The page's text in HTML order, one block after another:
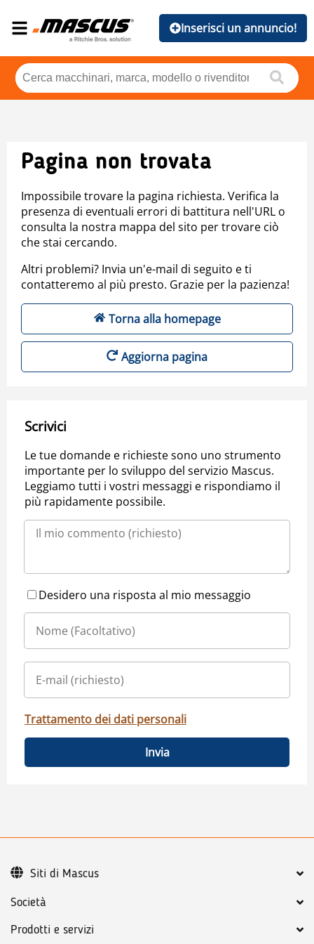
Inserisci un annuncio!
Pagina non trovata
Impossibile trovare la pagina richiesta. Verifica la
presenza di eventuali errori di battitura nell'URL o
consulta la nostra mappa del sito per trovare ciò
che stai cercando.
Altri problemi? Invia un'e-mail di seguito e ti
contatteremo al più presto. Grazie per la pazienza!
Torna alla homepage
Aggiorna pagina
Scrivici
Le tue domande e richieste sono uno strumento
importante per lo sviluppo del servizio Mascus.
Leggiamo tutti i vostri messaggi e rispondiamo il
più rapidamente possibile.
Desidero una risposta al mio messaggio
Trattamento dei dati personali
Invia
Società
Prodotti e servizi
Siti di Mascus